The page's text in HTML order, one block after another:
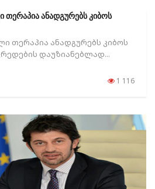
ანადგურებს კიბოს
თერაპია ანადგურებს კიბოს
დაუზიანებლად...
1 116